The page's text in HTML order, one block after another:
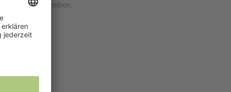
zu verschreiben.